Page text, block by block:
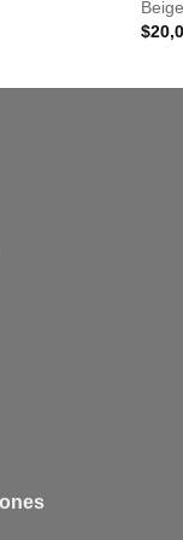
$